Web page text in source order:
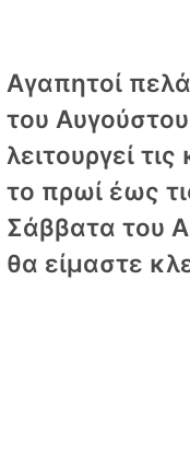
Αγαπητοί
του
λειτουργεί
το πρωί έως
Σάββατα του
θα είμαστε